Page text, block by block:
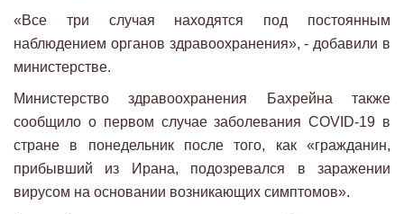
«Все три случая находятся под постоянным
наблюдением органов здравоохранения», - добавили в
министерстве.
Министерство здравоохранения Бахрейна также
сообщило о первом случае заболевания COVID-19 в
стране в понедельник после того, как «гражданин,
прибывший из Ирана, подозревался в заражении
вирусом на основании возникающих симптомов».